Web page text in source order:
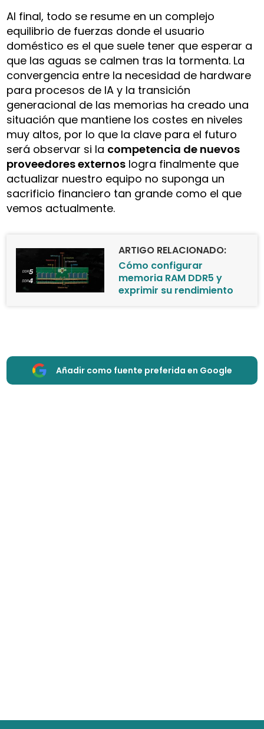
Al final, todo se resume en un complejo
equilibrio de fuerzas donde el usuario
doméstico es el que suele tener que esperar a
que las aguas se calmen tras la tormenta. La
convergencia entre la necesidad de hardware
para procesos de IA y la transición
generacional de las memorias ha creado una
situación que mantiene los costes en niveles
muy altos, por lo que la clave para el futuro
será observar si la competencia de nuevos
proveedores externos logra finalmente que
actualizar nuestro equipo no suponga un
sacrificio financiero tan grande como el que
vemos actualmente.
ARTIGO RELACIONADO:
Cómo configurar
memoria RAM DDR5 y
exprimir su rendimiento
Añadir como fuente preferida en Google